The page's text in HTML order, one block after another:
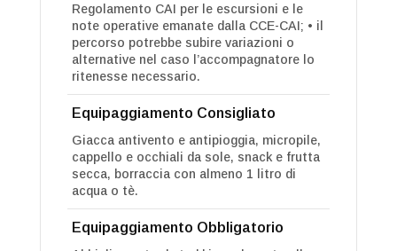
Regolamento CAI per le escursioni e le
note operative emanate dalla CCE-CAI; • il
percorso potrebbe subire variazioni o
alternative nel caso l’accompagnatore lo
ritenesse necessario.
Equipaggiamento Consigliato
Giacca antivento e antipioggia, micropile,
cappello e occhiali da sole, snack e frutta
secca, borraccia con almeno 1 litro di
acqua o tè.
Equipaggiamento Obbligatorio